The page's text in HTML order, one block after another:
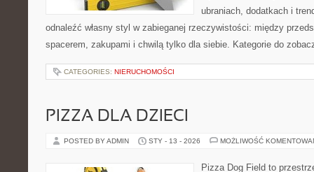
ubraniach, dodatkach i
odnaleźć własny styl w zabieganej rzeczywistości: między
spacerem, zakupami i chwilą tylko dla siebie. Kategorie do
CATEGORIES: NIERUCHOMOŚCI
PIZZA DLA DZIECI
POSTED BY ADMIN STY - 13 - 2026 MOŻLIWOŚĆ
Pizza Dog Field to